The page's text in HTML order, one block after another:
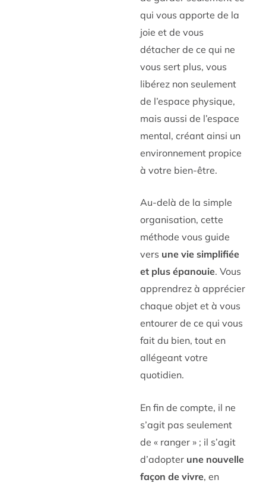
qui vous apporte de la
joie et de vous
détacher de ce qui ne
vous sert plus, vous
libérez non seulement
de l’espace physique,
mais aussi de l’espace
mental, créant ainsi un
environnement propice
à votre bien-être.
Au-delà de la simple
organisation, cette
méthode vous guide
vers une vie simplifiée
et plus épanouie. Vous
apprendrez à apprécier
chaque objet et à vous
entourer de ce qui vous
fait du bien, tout en
allégeant votre
quotidien.
En fin de compte, il ne
s’agit pas seulement
de « ranger » ; il s’agit
d’adopter une nouvelle
façon de vivre, en